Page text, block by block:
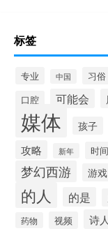
标签
专业 中国 习俗
口腔 可能会
媒体 孩子
攻略 新年 时间
梦幻西游 游戏
的人 的是
药物 视频 诗人